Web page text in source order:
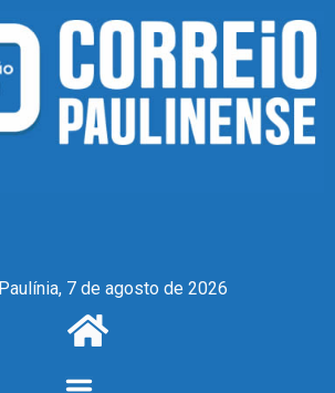
Paulínia, 7 de agosto de 2026